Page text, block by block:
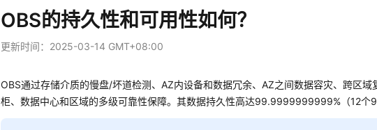
OBS的持久性和可用性如何？
更新时间： 2025-03-14 GMT+08:00
OBS通过存储介质的慢盘/坏道检测、AZ内设备和数据冗余、AZ之间数据容灾、跨区
柜、数据中心和区域的多级可靠性保障。其数据持久性高达99.9999999999%（12个